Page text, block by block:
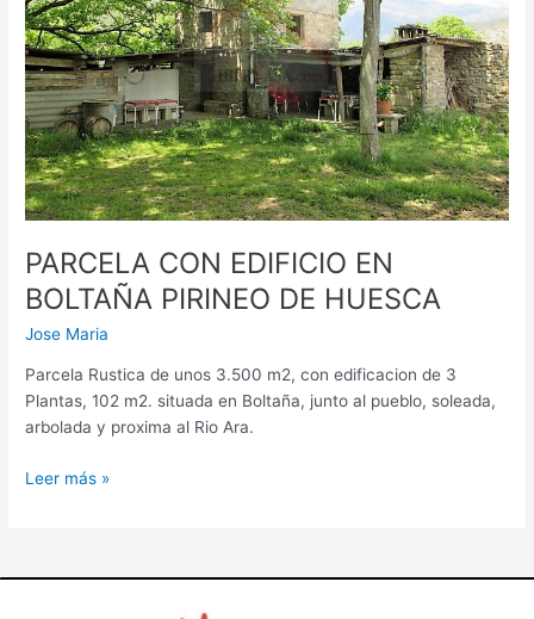
PARCELA CON EDIFICIO EN
BOLTAÑA PIRINEO DE HUESCA
Jose Maria
Parcela Rustica de unos 3.500 m2, con edificacion de 3
Plantas, 102 m2. situada en Boltaña, junto al pueblo, soleada,
arbolada y proxima al Rio Ara.
DE
HUESCA
Leer más »